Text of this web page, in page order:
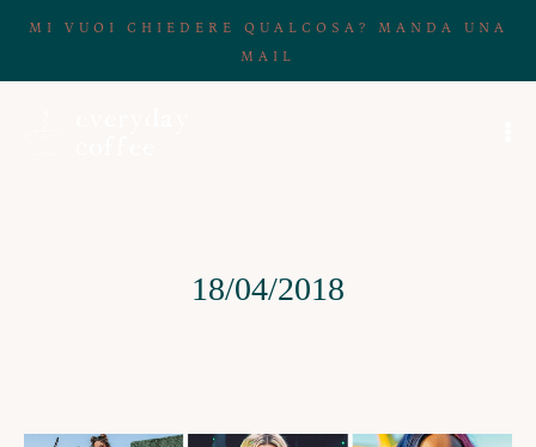
MI VUOI CHIEDERE QUALCOSA? MANDA UNA
MAIL
18/04/2018